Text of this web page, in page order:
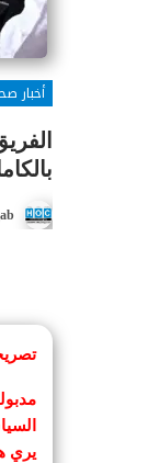
أخبار
يري